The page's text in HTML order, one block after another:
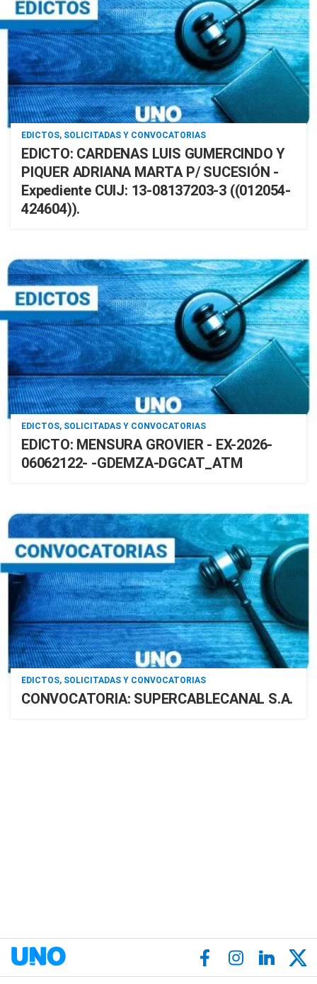
EDICTOS, SOLICITADAS Y CONVOCATORIAS
EDICTO: CARDENAS LUIS GUMERCINDO Y
PIQUER ADRIANA MARTA P/ SUCESIÓN -
Expediente CUIJ: 13-08137203-3 ((012054-
424604)).
EDICTOS, SOLICITADAS Y CONVOCATORIAS
EDICTO: MENSURA GROVIER - EX-2026-
06062122- -GDEMZA-DGCAT_ATM
EDICTOS, SOLICITADAS Y CONVOCATORIAS
CONVOCATORIA: SUPERCABLECANAL S.A.